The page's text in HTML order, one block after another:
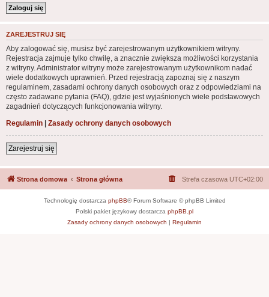
ZAREJESTRUJ SIĘ
Aby zalogować się, musisz być zarejestrowanym użytkownikiem witryny.
Rejestracja zajmuje tylko chwilę, a znacznie zwiększa możliwości korzystania
z witryny. Administrator witryny może zarejestrowanym użytkownikom nadać
wiele dodatkowych uprawnień. Przed rejestracją zapoznaj się z naszym
regulaminem, zasadami ochrony danych osobowych oraz z odpowiedziami na
często zadawane pytania (FAQ), gdzie jest wyjaśnionych wiele podstawowych
zagadnień dotyczących funkcjonowania witryny.
Regulamin | Zasady ochrony danych osobowych
Zarejestruj się
Strona domowa Strona główna Strefa czasowa UTC+02:00
Technologię dostarcza phpBB® Forum Software © phpBB Limited
Polski pakiet językowy dostarcza phpBB.pl
Zasady ochrony danych osobowych | Regulamin